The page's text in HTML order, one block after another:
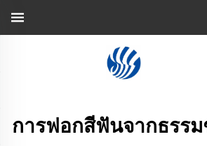
การฟอกสีฟันจากธรร